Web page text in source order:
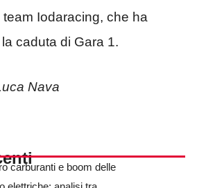
Iodaracing, che ha
caduta di Gara 1.
Nava
carburanti e boom delle